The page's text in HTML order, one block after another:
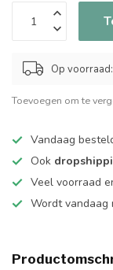
Op
Toevoegen om te
Vandaag
Ook
Veel voorraad
Wordt vandaag